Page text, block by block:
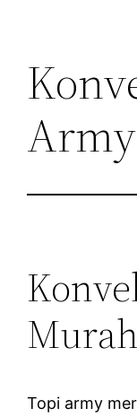
Topi army